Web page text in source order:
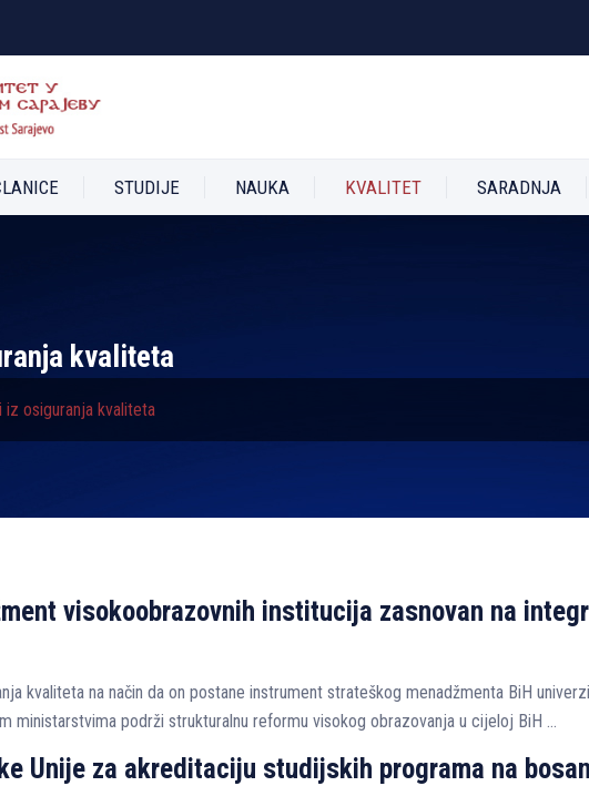
STUDIJE NAUKA KVALITET SARADNJA
kvaliteta
iz osiguranja kvaliteta
visokoobrazovnih institucija zasnovan na
kvaliteta na način da on postane instrument strateškog menadžmenta BiH
ministarstvima podrži strukturalnu reformu visokog obrazovanja u cijeloj BiH …
Unije za akreditaciju studijskih programa na